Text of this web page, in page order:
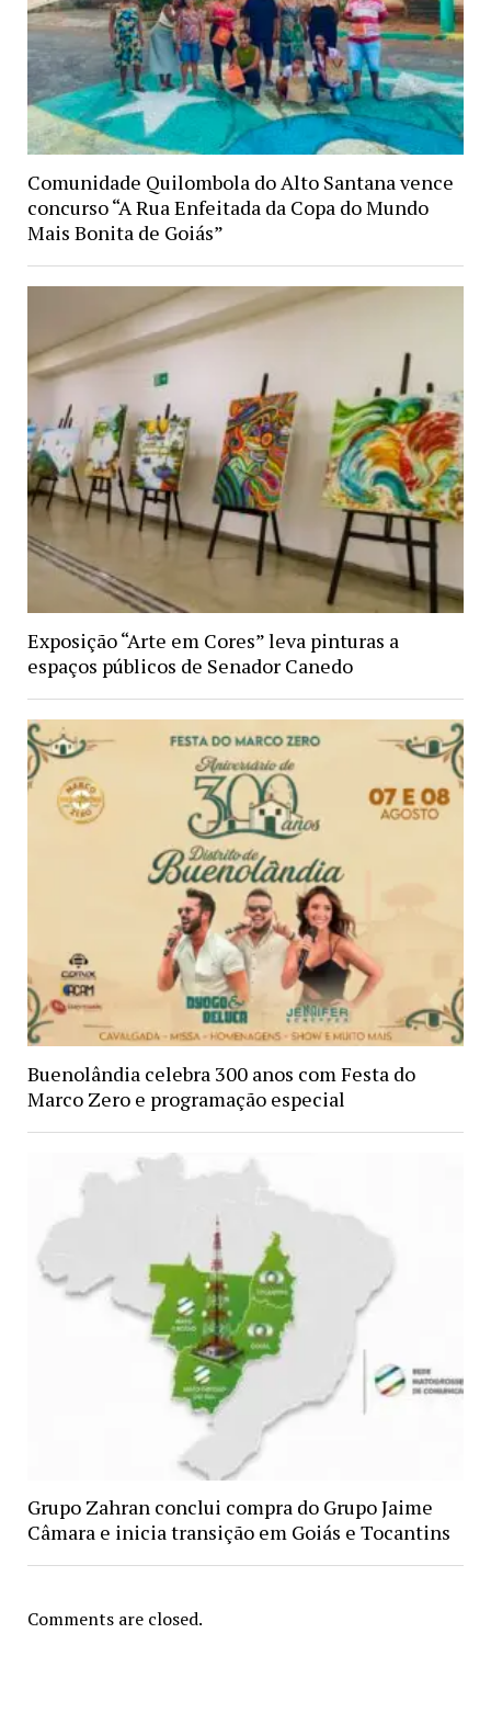
Comunidade Quilombola do Alto Santana vence
concurso “A Rua Enfeitada da Copa do Mundo
Mais Bonita de Goiás”
Exposição “Arte em Cores” leva pinturas a
espaços públicos de Senador Canedo
Buenolândia celebra 300 anos com Festa do
Marco Zero e programação especial
Grupo Zahran conclui compra do Grupo Jaime
Câmara e inicia transição em Goiás e Tocantins
Comments are closed.